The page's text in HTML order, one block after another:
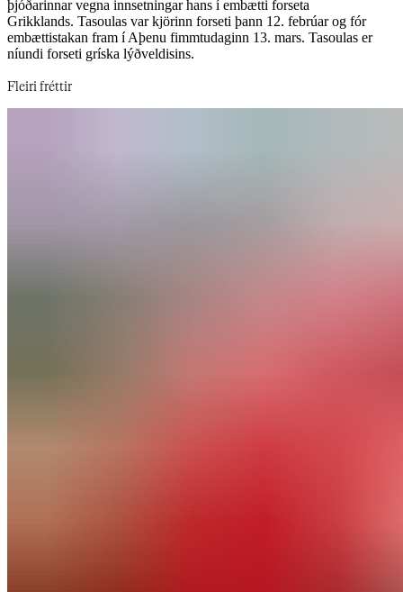
þjóðarinnar vegna innsetningar hans í embætti forseta
Grikklands. Tasoulas var kjörinn forseti þann 12. febrúar og fór
embættistakan fram í Aþenu fimmtudaginn 13. mars. Tasoulas er
níundi forseti gríska lýðveldisins.​​​​‌ ‍ ​‍​‍‌‍ ‌ ​‍‌‍‍‌‌‍‌ ‌‍‍‌‌‍ ‍​‍​‍​ ‍‍​‍​‍‌ ​ ‌‍​‌‌‍ ‍‌‍‍‌‌ ‌​‌ ‍‌​‍ ‍‌‍‍‌‌‍ ​‍​‍​‍ ​​‍​‍‌‍‍​‌ ​‍‌‍‌‌‌‍‌‍​‍​‍​ ‍‍​‍​‍‌‍‍​‌ ‌​‌ ‌​‌ ​​‌ ​ ​‍ ​‍ ‌‍‌‍‌‍ ‌ ​‍‌ ​ ‌‍‌‌‌ ‌​‌‍‍‌​‍ ‌‌‍‍‌‌ ​ ‌‍ ​‌‍​‌‌‍ ‍‌‍‌​‌ ​ ​‍ ‍‌ ‌‍‌‍‌‌‌ ​‍‌‍​ ‌‍‌‌‌‍ ​​‍ ‍‌‍​‌‌ ​​‌ ​​​‍ ‌ ​ ‌ ‌​‌ ‌‌‌‍‌​‌‍‍‌‌‍ ​‍ ‌‍‍‌‌‍ ‍‌ ‌​‌‍‌‌‌‍ ‍‌ ‌​​‍ ‌‍‌‌‌‍‌​‌‍‍‌‌ ‌​​‍ ‌‍ ‌‌‍ ‌‍‌​‌‍‌‌​ ‌‌ ​​‌ ​‍‌‍‌‌‌ ​ ‌‍‌‌‌‍ ‍‌ ‌​‌‍​‌‌ ‌​‌‍‍‌‌‍ ‌‍ ‍​ ‍ ‌‍‍‌‌‍‌​​ ‌‌ ‌​‌​ ​‌ ​‌‌​ ‌‌​ ​ ‌ ‌‍ ‌‍‍‌‌‍ ​‌‌‍‌‌ ‍‌‌ ‍‍‌‍‌​‌ ‍‌‌‌​ ‌ ‌ ​ ‌‌‌‍‍‌‌‌‍​‌‍ ‌​‍‍‌​ ​​ ‍ ‌ ‌​‌ ‍‌‌ ​​‌‍‌‌​ ‌‌‍ ‍‌‍‌‌‌ ‌ ‌ ​ ​ ‍ ‌ ​​‌‍​‌‌ ‌​‌‍‍​​ ‌‌ ​​‌‍​‌‌‍‌ ‌‍‌‌‌​​‍‌ ‌‌‌‍‍‌‌‍ ​‌‍‌​‌‍‌‌‌ ​‍​‍‌‌​ ‌‌‌​​‍‌‌ ‌‍‍ ‌‍‌‌‌ ‍‌​‍‌‌​ ​ ‌​‌​​‍‌‌​ ​ ‌​‌​​‍‌‌​ ​‍​ ​‍‌ ​‍‌‍‍‌‌‍​ ‌‍‍​‌ ‌​‌‍‌‌‌ ‍​‌ ‌​​‍ ‌​ ​‌​ ‌‌‌ ​​‌ ​ ​ ​ ​ ​‍‌‍‌​‌‍ ‍​ ‌ ​‍‌‌​ ​‍​ ​‍​‍‌‌​ ‌‌‌​‌​​‍ ‍‌‍​ ‌‍ ‌‍ ‍‌ ‌​‌‍‌‌‌‍ ‍‌ ‌​​‍‌‌​ ‌‌‌​​‍‌‌ ‌‍‍ ‌‍‌‌‌ ‍‌​‍‌‌​ ​ ‌​‌​​‍‌‌​ ​ ‌​‌​​‍‌‌​ ​‍​ ​‍‌‍​‌‌‍​ ​ ‍​‌‍‌​​ ‌‍​ ‍​‌‍​ ​ ​‍​ ‌‍​ ‌​‌‍‌‌‌‍‌‌​‍‌‌​ ​‍​ ​‍​‍‌‌​ ‌‌‌​‌​​‍ ‍‌‍​ ‌‍‍​‌‍‍‌‌‍ ​‌‍‌​‌ ​‍‌‍‌‌‌‍ ‍​‍‌‌​ ‌‌‌​​‍‌‌ ‌‍‍ ‌‍‌‌‌ ‍‌​‍‌‌​ ​ ‌​‌​​‍‌‌​ ​ ‌​‌​​‍‌‌​ ​‍​ ​‍​ ​​​ ‌ ​ ​‍​ ‌‌‌‍​‍​ ​ ​ ‌‍‌‍‌‌​ ‌‍‌‍​‍​ ​​‌‍​ ​‍‌‌​ ​‍​ ​‍​‍‌‌​ ‌‌‌​‌​​‍ ‍‌ ‌​‌‍‌‌‌ ‍​‌ ‌​​ ‌‍​‍‌‍​‌‌ ​ ‌‍‌‌‌‌‌‌‌ ​‍‌‍ ​​ ‌‌‍‍​‌ ‌​‌ ‌​‌ ​​‌ ​ ​‍‌‌​ ​‍‌​‌‍​‍‌‌​ ​‍‌​‌‍‌‍‌‍‌‍ ‌ ​‍‌ ​ ‌‍‌‌‌ ‌​‌‍‍‌​‍ ‌‌‍‍‌‌ ​ ‌‍ ​‌‍​‌‌‍ ‍‌‍‌​‌ ​ ​‍ ‍‌ ‌‍‌‍‌‌‌ ​‍‌‍​ ‌‍‌‌‌‍ ​​‍ ‍‌‍​‌‌ ​​‌ ​​​‍‌‌​ ​‍‌​‌‍‌ ​ ‌ ‌​‌ ‌‌‌‍‌​‌‍‍‌‌‍ ​‍‌‍‌‍‍‌‌‍‌​​ ‌‌ ‌​‌​ ​‌ ​‌‌​ ‌‌​ ​ ‌ ‌‍ ‌‍‍‌‌‍ ​‌‌‍‌‌ ‍‌‌ ‍‍‌‍‌​‌ ‍‌‌‌​ ‌ ‌ ​ ‌‌‌‍‍‌‌‌‍​‌‍ ‌​‍‍‌​ ​​‍‌‍‌ ‌​‌ ‍‌‌ ​​‌‍‌‌​ ‌‌‍ ‍‌‍‌‌‌ ‌ ‌ ​ ​‍‌‍‌ ​​‌‍​‌‌ ‌​‌‍‍​​ ‌‌ ​​‌‍​‌‌‍‌ ‌‍‌‌‌​​‍‌ ‌‌‌‍‍‌‌‍ ​‌‍‌​‌‍‌‌‌ ​‍​‍‌‌​ ‌‌‌​​‍‌‌ ‌‍‍ ‌‍‌‌‌ ‍‌​‍‌‌​ ​ ‌​‌​​‍‌‌​ ​ ‌​‌​​‍‌‌​ ​‍​ ​‍‌ ​‍‌‍‍‌‌‍​ ‌‍‍​‌ ‌​‌‍‌‌‌ ‍​‌ ‌​​‍ ‌​ ​‌​ ‌‌‌ ​​‌ ​ ​ ​ ​ ​‍‌‍‌​‌‍ ‍​ ‌ ​‍‌‌​ ​‍​ ​‍​‍‌‌​ ‌‌‌​‌​​‍ ‍‌‍​ ‌‍ ‌‍ ‍‌ ‌​‌‍‌‌‌‍ ‍‌ ‌​​‍‌‌​ ‌‌‌​​‍‌‌ ‌‍‍ ‌‍‌‌‌ ‍‌​‍‌‌​ ​ ‌​‌​​‍‌‌​ ​ ‌​‌​​‍‌‌​ ​‍​ ​‍‌‍​‌‌‍​ ​ ‍​‌‍‌​​ ‌‍​ ‍​‌‍​ ​ ​‍​ ‌‍​ ‌​‌‍‌‌‌‍‌‌​‍‌‌​ ​‍​ ​‍​‍‌‌​ ‌‌‌​‌​​‍ ‍‌‍​ ‌‍‍​‌‍‍‌‌‍ ​‌‍‌​‌ ​‍‌‍‌‌‌‍ ‍​‍‌‌​ ‌‌‌​​‍‌‌ ‌‍‍ ‌‍‌‌‌ ‍‌​‍‌‌​ ​ ‌​‌​​‍‌‌​ ​ ‌​‌​​‍‌‌​ ​‍​ ​‍​ ​​​ ‌ ​ ​‍​ ‌‌‌‍​‍​ ​ ​ ‌‍‌‍‌‌​ ‌‍‌‍​‍​ ​​‌‍​ ​‍‌‌​ ​‍​ ​‍​‍‌‌​ ‌‌‌​‌​​‍ ‍‌ ‌​‌‍‌‌‌ ‍​‌ ‌​​‍‌‍‌ ​​‌‍‌‌‌ ​‍‌ ​ ‌ ​​‌‍‌‌‌‍​ ‌ ‌​‌‍‍‌‌ ‌‍‌‍‌‌​ ‌‌ ​​‌ ‌‌‌‍​‍‌‍ ​‌‍‍‌‌ ​ ‌‍‍​‌‍‌‌‌‍‌​​‍​‍‌ ‌
Fleiri fréttir